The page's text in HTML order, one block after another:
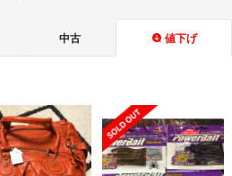
中古 値下げ